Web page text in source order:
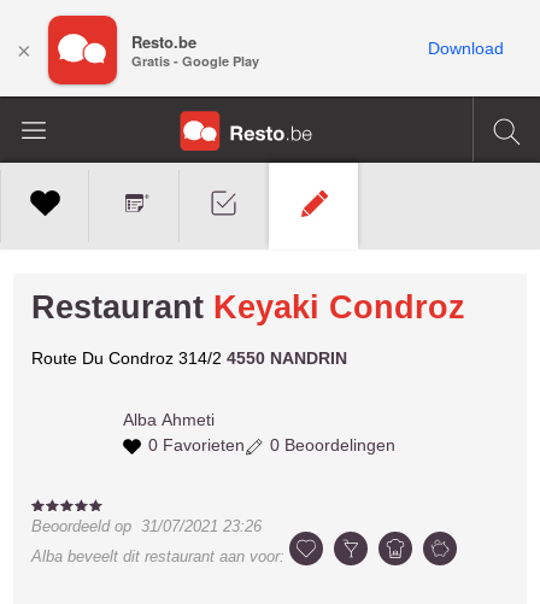
Restaurant Keyaki Condroz
Route Du Condroz 314/24550 NANDRIN
Alba Ahmeti
0 Favorieten
0 Beoordelingen
Beoordeeld op31/07/2021 23:26
Alba beveelt dit restaurant aan voor:
× Resto.be
Gratis - Google Play
Download